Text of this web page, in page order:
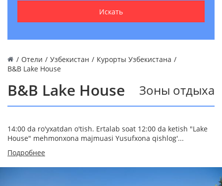
Искать
/ Отели / Узбекистан / Курорты Узбекистана /
B&B Lake House
B&B Lake House Зоны отдыха
14:00 da ro'yxatdan o'tish. Ertalab soat 12:00 da ketish "Lake
House" mehmonxona majmuasi Yusufxona qishlog'...
Подробнее